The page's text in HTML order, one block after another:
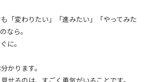
「変わりたい」「進みたい」「やってみた
なら。
に。
かります。
せるのは、すごく勇気がいることです。